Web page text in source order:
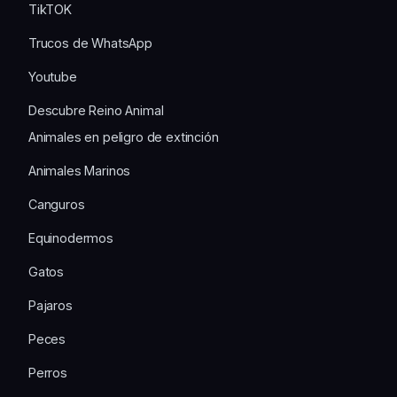
TikTOK
Trucos de WhatsApp
Youtube
Descubre Reino Animal
Animales en peligro de extinción
Animales Marinos
Canguros
Equinodermos
Gatos
Pajaros
Peces
Perros